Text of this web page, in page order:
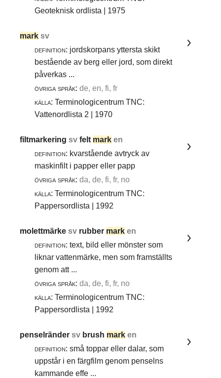
Geoteknisk ordlista | 1975
mark sv
definition: jordskorpans yttersta skikt
bestående av berg eller jord, som direkt
påverkas ...
övriga språk: de, en, fi, fr
källa: Terminologicentrum TNC:
Vattenordlista 2 | 1970
filtmarkeringsvfelt mark en
definition: kvarstående avtryck av
maskinfilt i papper eller papp
övriga språk: da, de, fi, fr, no
källa: Terminologicentrum TNC:
Pappersordlista | 1992
molettmärkesv rubber mark en
definition: text, bild eller mönster som
liknar vattenmärke, men som framställts
genom att ...
övriga språk: da, de, fi, fr, no
källa: Terminologicentrum TNC:
Pappersordlista | 1992
penselrändersv brush mark en
definition: små toppar eller dalar, som
uppstår i en färgfilm genom penselns
kammande effe ...